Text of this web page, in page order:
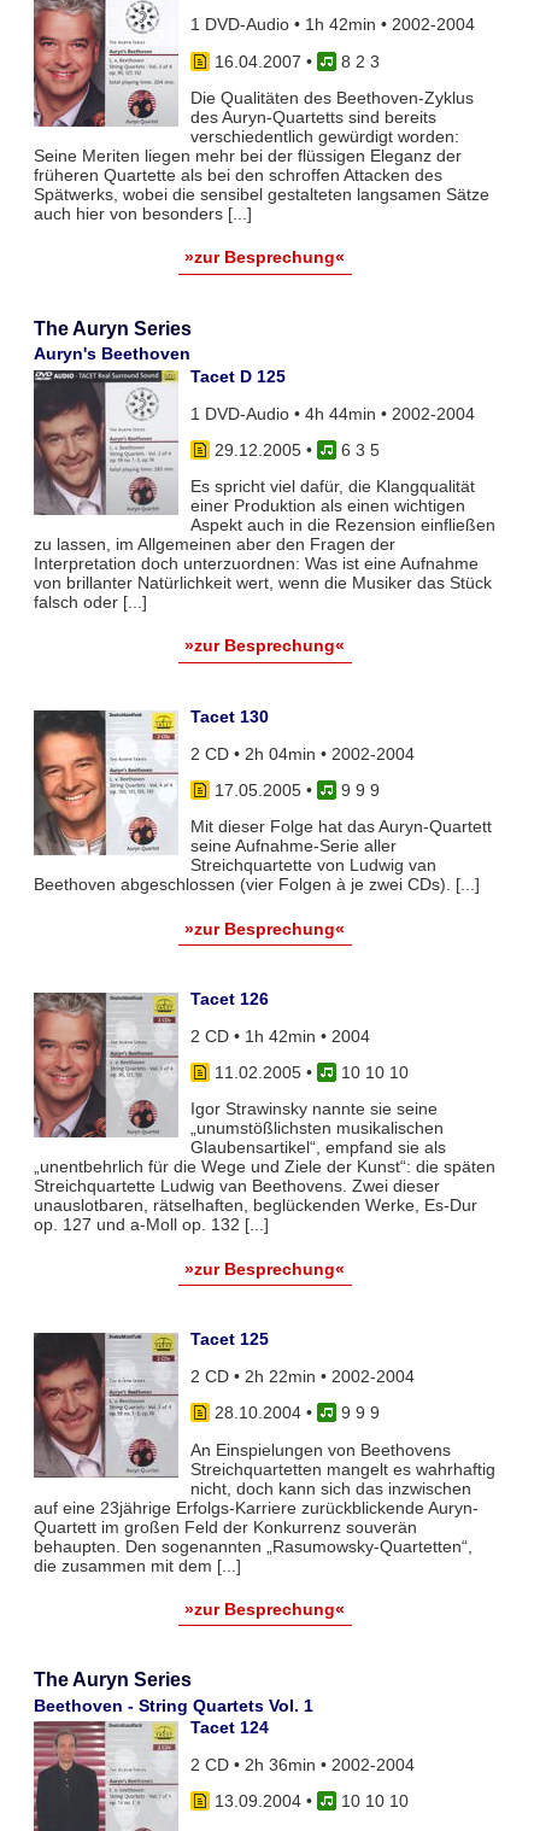
1 DVD-Audio • 1h 42min • 2002-2004
16.04.2007 •
8 2 3
Die Qualitäten des Beethoven-Zyklus
des Auryn-Quartetts sind bereits
verschiedentlich gewürdigt worden:
Seine Meriten liegen mehr bei der flüssigen Eleganz der
früheren Quartette als bei den schroffen Attacken des
Spätwerks, wobei die sensibel gestalteten langsamen Sätze
auch hier von besonders [...]
»zur Besprechung«
The Auryn Series
Auryn's Beethoven
Tacet D 125
1 DVD-Audio • 4h 44min • 2002-2004
29.12.2005•
6 3 5
Es spricht viel dafür, die Klangqualität
einer Produktion als einen wichtigen
Aspekt auch in die Rezension einfließen
zu lassen, im Allgemeinen aber den Fragen der
Interpretation doch unterzuordnen: Was ist eine Aufnahme
von brillanter Natürlichkeit wert, wenn die Musiker das Stück
falsch oder [...]
»zur Besprechung«
Tacet 130
2 CD • 2h 04min • 2002-2004
17.05.2005•
9 9 9
Mit dieser Folge hat das Auryn-Quartett
seine Aufnahme-Serie aller
Streichquartette von Ludwig van
Beethoven abgeschlossen (vier Folgen à je zwei CDs). [...]
»zur Besprechung«
Tacet 126
2 CD • 1h 42min • 2004
11.02.2005•
10 10 10
Igor Strawinsky nannte sie seine
„unumstößlichsten musikalischen
Glaubensartikel“, empfand sie als
„unentbehrlich für die Wege und Ziele der Kunst“: die späten
Streichquartette Ludwig van Beethovens. Zwei dieser
unauslotbaren, rätselhaften, beglückenden Werke, Es-Dur
op. 127 und a-Moll op. 132 [...]
»zur Besprechung«
Tacet 125
2 CD • 2h 22min • 2002-2004
28.10.2004•
9 9 9
An Einspielungen von Beethovens
Streichquartetten mangelt es wahrhaftig
nicht, doch kann sich das inzwischen
auf eine 23jährige Erfolgs-Karriere zurückblickende Auryn-
Quartett im großen Feld der Konkurrenz souverän
behaupten. Den sogenannten „Rasumowsky-Quartetten“,
die zusammen mit dem [...]
»zur Besprechung«
The Auryn Series
Beethoven - String Quartets Vol. 1
Tacet 124
2 CD • 2h 36min • 2002-2004
13.09.2004•
10 10 10